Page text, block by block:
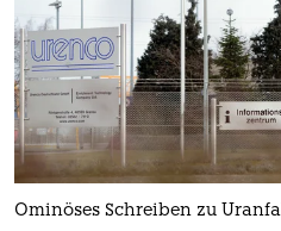
Ominöses Schreiben zu